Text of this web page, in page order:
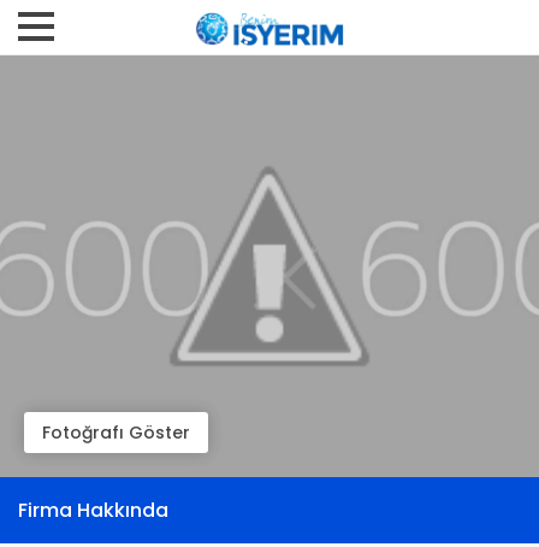
Fotoğrafı Göster
Firma Hakkında